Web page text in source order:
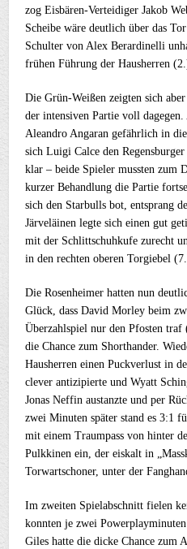
zog Eisbären-Verteidiger Jakob
Scheibe wäre deutlich über das
Schulter von Alex Berardinelli
frühen Führung der Hausherren
Die Grün-Weißen zeigten sich
der intensiven Partie voll
Aleandro Angaran gefährlich in
sich Luigi Calce den
klar – beide Spieler mussten zum
kurzer Behandlung die Partie
sich den Starbulls bot, entsprang
Järveläinen legte sich einen gut
mit der Schlittschuhkufe zurecht
in den rechten oberen Torgiebel
Die Rosenheimer hatten nun
Glück, dass David Morley beim
Überzahlspiel nur den Pfosten
die Chance zum Shorthander.
Hausherren einen Puckverlust in
clever antizipierte und Wyatt
Jonas Neffin austanzte und per
zwei Minuten später stand es 3:1
mit einem Traumpass von hinter
Pulkkinen ein, der eiskalt in
Torwartschoner, unter der
Im zweiten Spielabschnitt fielen
konnten je zwei
Giles hatte die dicke Chance zum